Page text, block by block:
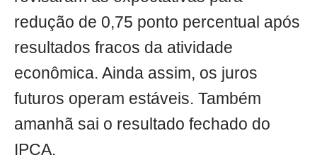
redução de 0,75 ponto percentual após
resultados fracos da atividade
econômica. Ainda assim, os juros
futuros operam estáveis. Também
amanhã sai o resultado fechado do
IPCA.